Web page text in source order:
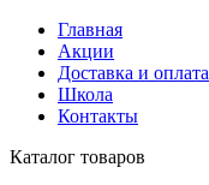
Главная
Акции
Доставка и оплата
Школа
Контакты
Каталог товаров